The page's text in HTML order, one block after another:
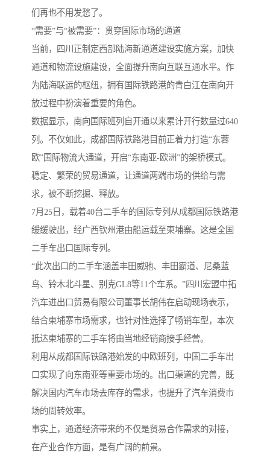
们再也不用发愁了。
“需要”与“被需要”：贯穿国际市场的通道
当前，四川正制定西部陆海新通道建设实施方案，加快
通道和物流设施建设，全面提升南向互联互通水平。作
为陆海联运的枢纽，拥有国际铁路港的青白江在南向开
放过程中扮演着重要的角色。
数据显示，南向国际班列自开通以来累计开行数量过640
列。不仅如此，成都国际铁路港目前正着力打造“东蓉
欧”国际物流大通道，开启“东南亚-欧洲”的架桥模式。
稳定、繁荣的贸易通道，让通道两端市场的供给与需
求，被不断挖掘、释放。
7月25日，载着40台二手车的国际专列从成都国际铁路港
缓缓驶出，经广西钦州港由船运载至柬埔寨。这是全国
二手车出口国际专列。
“此次出口的二手车涵盖丰田威驰、丰田霸道、尼桑蓝
鸟、铃木北斗星、别克GL8等11个车系。”四川宏盟中拓
汽车进出口贸易有限公司董事长胡伟在启动现场表示，
结合柬埔寨市场需求，也针对性选择了畅销车型，本次
抵达柬埔寨的二手车将由当地经销商接手经营。
利用从成都国际铁路港始发的中欧班列，中国二手车出
口实现了向东南亚等重要市场的。出口渠道的完善，既
解决国内汽车市场去库存的需求，也提升了汽车消费市
场的周转效率。
事实上，通道经济带来的不仅是贸易合作需求的对接，
在产业合作方面，是有广阔的前景。